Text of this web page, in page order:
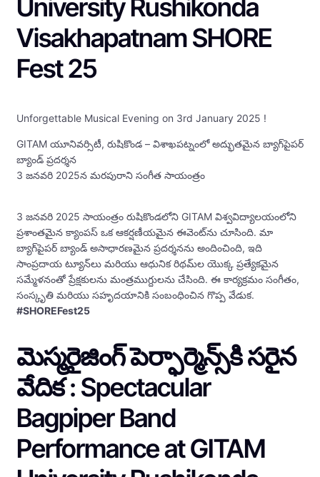
University Rushikonda
Visakhapatnam SHORE
Fest 25
Unforgettable Musical Evening on 3rd January 2025 !
GITAM యూనివర్సిటీ, రుషికొండ – విశాఖపట్నంలో అద్భుతమైన బ్యాగ్‌పైపర్
బ్యాండ్ ప్రదర్శన
3 జనవరి 2025న మరపురాని సంగీత సాయంత్రం
3 జనవరి 2025 సాయంత్రం రుషికొండలోని GITAM విశ్వవిద్యాలయంలోని
ప్రశాంతమైన క్యాంపస్ ఒక ఆకర్షణీయమైన ఈవెంట్‌ను చూసింది. మా
బ్యాగ్‌పైపర్ బ్యాండ్ అసాధారణమైన ప్రదర్శనను అందించింది, ఇది
సాంప్రదాయ ట్యూన్‌లు మరియు ఆధునిక రిథమ్‌ల యొక్క ప్రత్యేకమైన
సమ్మేళనంతో ప్రేక్షకులను మంత్రముగ్దులను చేసింది. ఈ కార్యక్రమం సంగీతం,
సంస్కృతి మరియు సహృదయానికి సంబంధించిన గొప్ప వేడుక.
#SHOREFest25
మెస్మరైజింగ్ పెర్ఫార్మెన్స్‌కి సరైన
వేదిక : Spectacular
Bagpiper Band
Performance at GITAM